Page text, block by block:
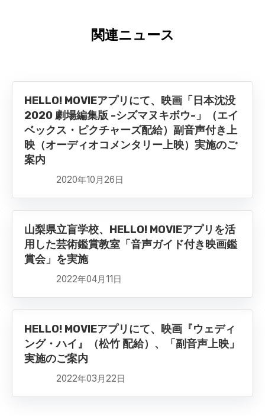
関連ニュース
HELLO! MOVIEアプリにて、映画「日本沈没
2020 劇場編集版 -シズマヌキボウ-」（エイ
ベックス・ピクチャーズ配給）副音声付き上
映（オーディオコメンタリー上映）実施のご
案内
2020年10月26日
山梨県立盲学校、HELLO! MOVIEアプリを活
用した芸術鑑賞教室「音声ガイド付き映画鑑
賞会」を実施
2022年04月11日
HELLO! MOVIEアプリにて、映画『ウェディ
ング・ハイ』（松竹 配給）、「副音声上映」
実施のご案内
2022年03月22日